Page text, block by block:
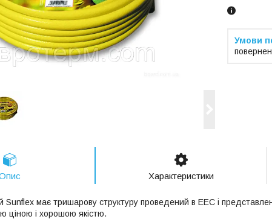
Характеристики
Sunflex має тришарову структуру проведений в ЕЕС і
ціною і хорошою якістю.